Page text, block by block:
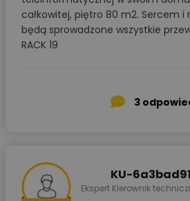
całkowitej, piętro 80 m2. Sercem
będą sprowadzone wszystkie
RACK 19
3
KU-
Ekspert Kierownik